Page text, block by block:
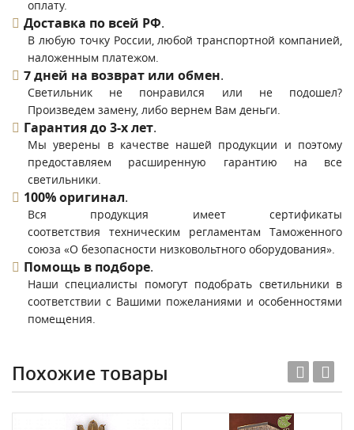
оплату.
Доставка по всей РФ.
В любую точку России, любой транспортной компанией,
наложенным платежом.
7 дней на возврат или обмен.
Светильник не понравился или не подошел?
Произведем замену, либо вернем Вам деньги.
Гарантия до 3-х лет.
Мы уверены в качестве нашей продукции и поэтому
предоставляем расширенную гарантию на все
светильники.
100% оригинал.
Вся продукция имеет сертификаты
соответствия техническим регламентам Таможенного
союза «О безопасности низковольтного оборудования».
Помощь в подборе.
Наши специалисты помогут подобрать светильники в
соответствии с Вашими пожеланиями и особенностями
помещения.
Похожие товары